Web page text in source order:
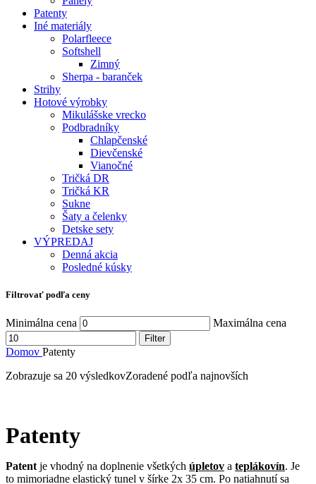
Patenty
Iné materiály
Polarfleece
Softshell
Zimný
Sherpa - baranček
Strihy
Hotové výrobky
Mikulášske vrecko
Podbradníky
Chlapčenské
Dievčenské
Vianočné
Tričká DR
Tričká KR
Sukne
Šaty a čelenky
Detske sety
VÝPREDAJ
Denná akcia
Posledné kúsky
Filtrovať podľa ceny
Minimálna cena Maximálna cena
Filter
Domov Patenty
Zobrazuje sa 20 výsledkovZoradené podľa najnovších
Patenty
Patent je vhodný na doplnenie všetkých úpletov a teplákovín. Je
to mimoriadne elastický tunel v šírke 2x 35 cm. Po natiahnutí sa